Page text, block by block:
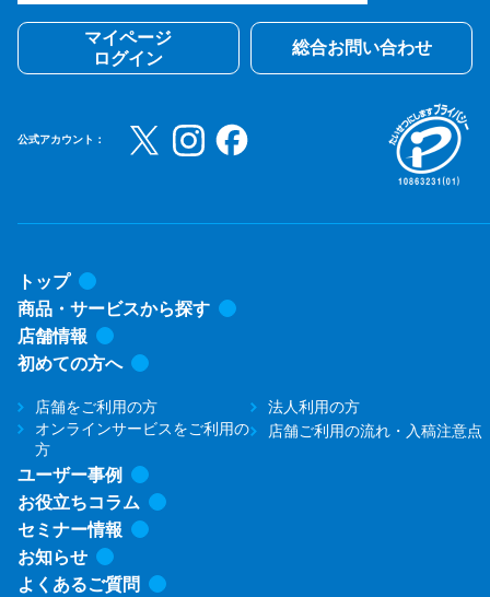
マイページ
ログイン
総合お問い合わせ
公式アカウント：
トップ
商品・サービスから探す
店舗情報
初めての方へ
店舗をご利用の方
法人利用の方
オンラインサービスをご利用の
方
店舗ご利用の流れ・入稿注意点
ユーザー事例
お役立ちコラム
セミナー情報
お知らせ
よくあるご質問